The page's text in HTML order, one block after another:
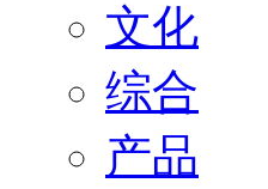
文化
综合
产品